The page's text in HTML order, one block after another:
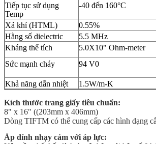
Tiếp tục sử dụng
Temp
-40 đến 160°C
Xả khí (HTML) 0.55%
Hằng số dielectric
5.5 MHz
Kháng thể tích
5.0X10" Ohm-meter
Sức mạnh cháy
94 V0
Khả năng dẫn nhiệt
1.5W/m-K
Kích thước trang giấy tiêu chuẩn:
8" x 16" ((203mm x 406mm)
Dòng TIFTM có thể cung cấp các hình dạng
Áp dính nhạy cảm với áp lực: